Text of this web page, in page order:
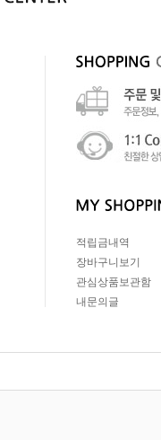
적립금내역
장바구니보기
관심상품보관함
내문의글